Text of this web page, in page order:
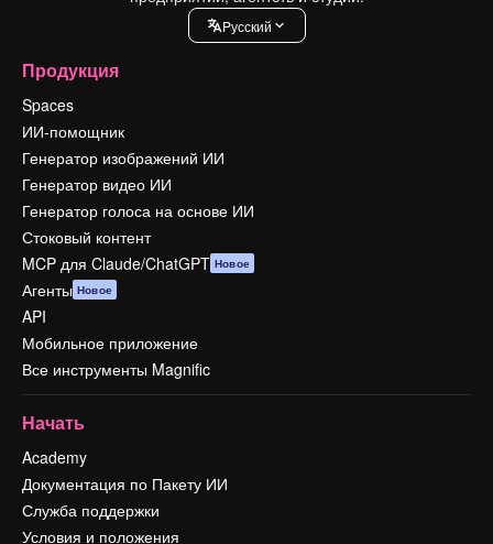
Pусский
Продукция
Spaces
ИИ-помощник
Генератор изображений ИИ
Генератор видео ИИ
Генератор голоса на основе ИИ
Стоковый контент
MCP для Claude/ChatGPT Новое
Агенты Новое
API
Мобильное приложение
Все инструменты Magnific
Начать
Academy
Документация по Пакету ИИ
Служба поддержки
Условия и положения